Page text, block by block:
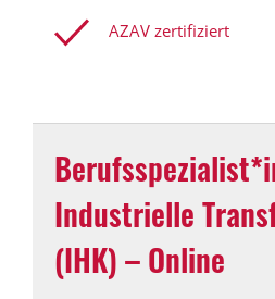
AZAV zertifiziert
Industrielle
(IHK) – Online